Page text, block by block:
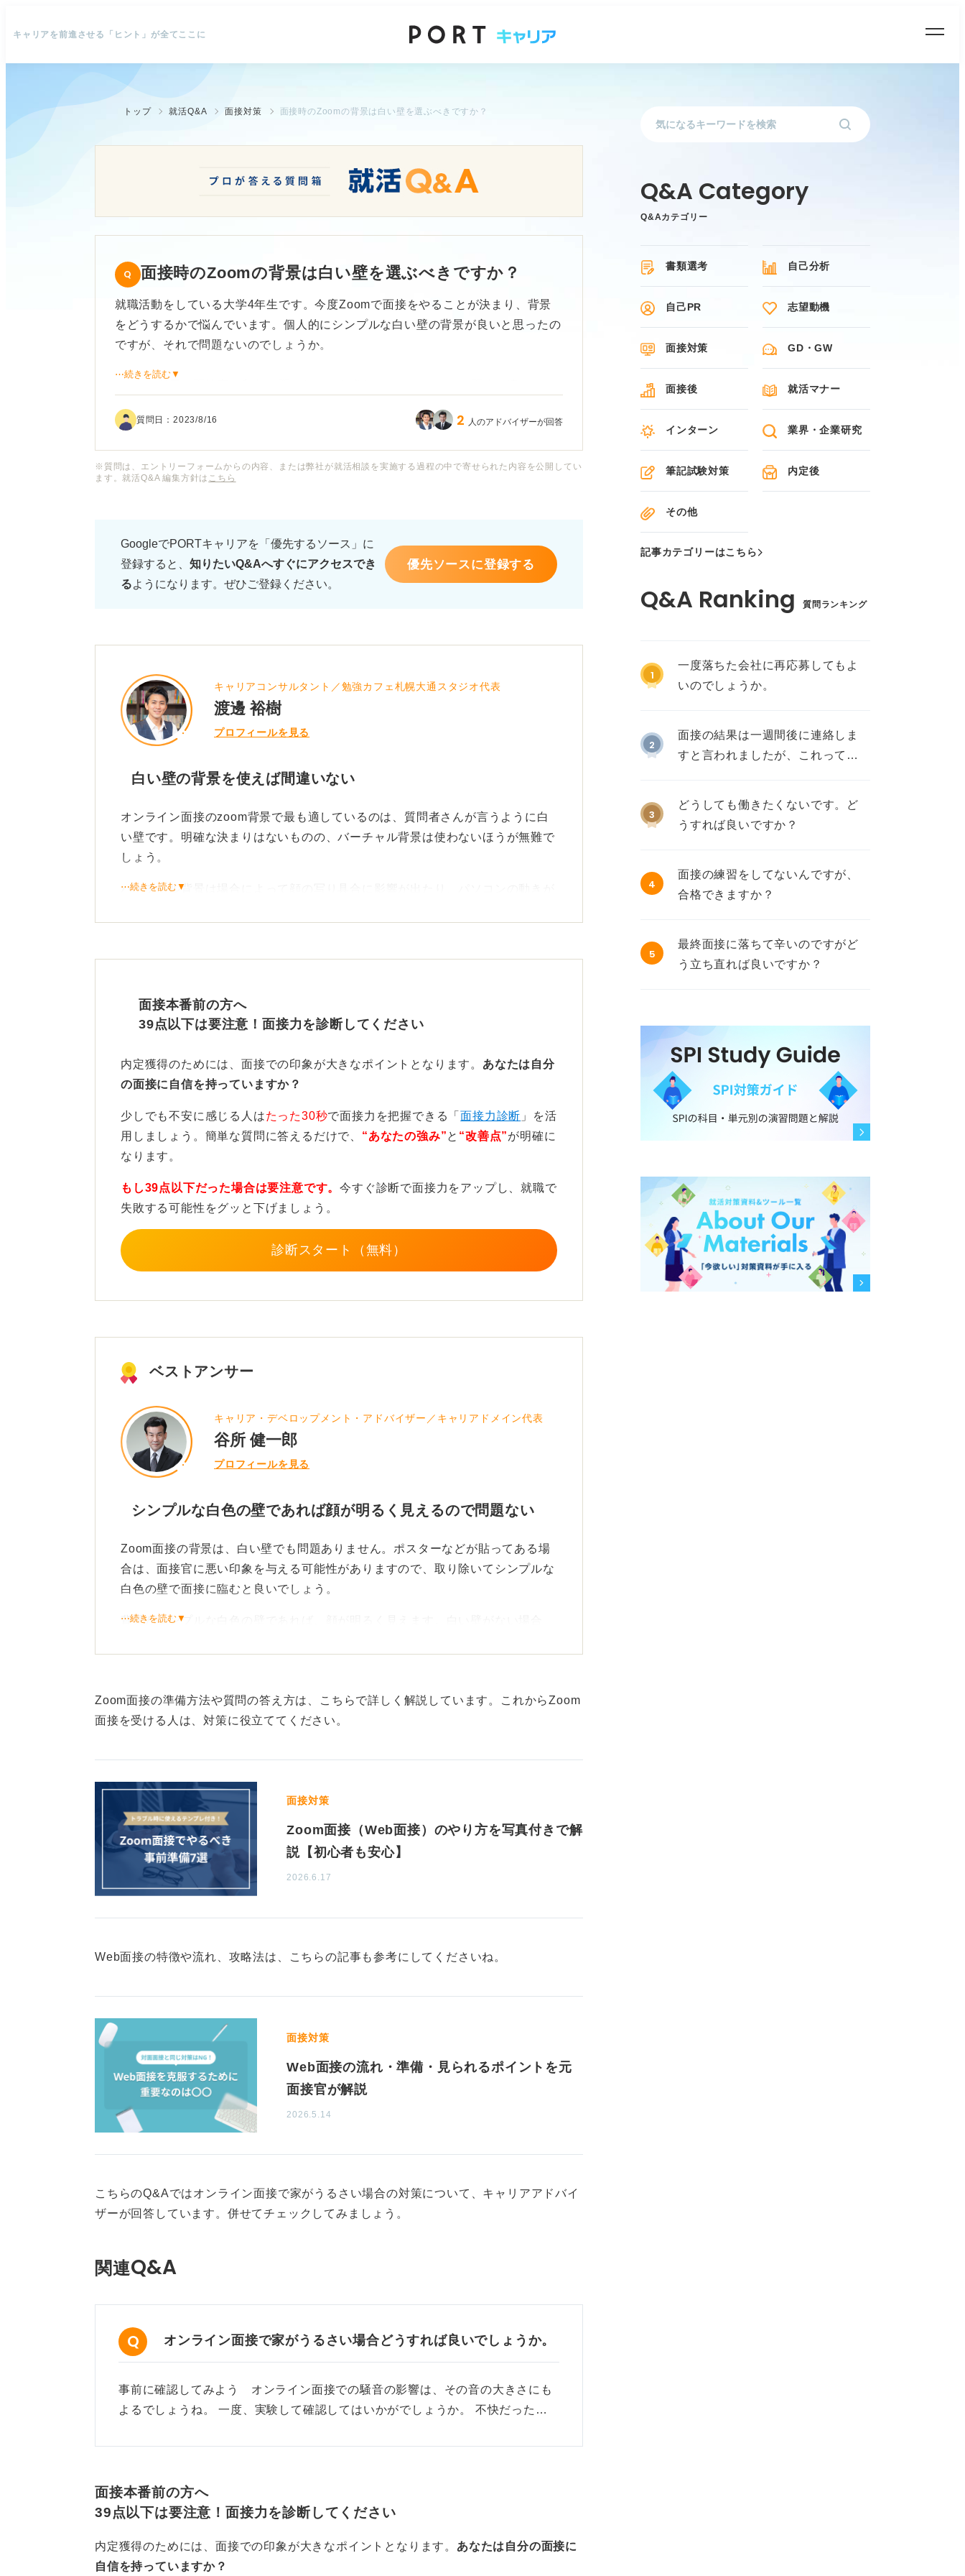
キャリアを前進させる「ヒント」が全てここに
トップ 就活Q&A 面接対策 面接時のZoomの背景は白い壁を選ぶべきですか？
面接時のZoomの背景は白い壁を選ぶべきですか？
就職活動をしている大学4年生です。今度Zoomで面接をやることが決まり、背景
をどうするかで悩んでいます。個人的にシンプルな白い壁の背景が良いと思ったの
ですが、それで問題ないのでしょうか。
⋯続きを読む▼
質問日：2023/8/16 2 人のアドバイザーが回答
※質問は、エントリーフォームからの内容、または弊社が就活相談を実施する過程の中で寄せられた内容を公開してい
ます。就活Q&A 編集方針は こちら
GoogleでPORTキャリアを「優先するソース」に
登録すると、 知りたいQ&Aへすぐにアクセスでき
るようになります。ぜひご登録ください。
優先ソースに登録する
キャリアコンサルタント／勉強カフェ札幌大通スタジオ代表
渡邊 裕樹
プロフィールを見る
白い壁の背景を使えば間違いない
オンライン面接のzoom背景で最も適しているのは、質問者さんが言うように白
い壁です。明確な決まりはないものの、バーチャル背景は使わないほうが無難で
しょう。
バーチャル背景は場合によって顔の写り具合に影響が出たり、パソコンの動きが
かオーディオ機器、フィギュアやポスターなどは印象が良くないでしょう。
白い壁でなくても、カーテンやクローゼットなどであればそれほど悪い印象には
が良いでしょう。
もありです。近くにコワーキングスペースもない、自宅の部屋も映り込むものが
あるという場合、最終手段として白いバーチャル背景、もしくは背景ぼかしなど
にしましょう。
背景だけでなく照明の明るさやカメラの角度などもチェックしておこ
さらにアドバイスするとすれば、オンライン面接は背景も大事ですが、照明の明
るよう整えましょう。これが最重要と言っても過言ではありません。
そして画面を見下ろすようなことがないよう、パソコンの高さを調節しておきま
0
⋯続きを読む▼
面接本番前の方へ
39点以下は要注意！面接力を診断してください
内定獲得のためには、面接での印象が大きなポイントとなります。 あなたは自分
の面接に自信を持っていますか？
少しでも不安に感じる人はたった30秒で面接力を把握できる「面接力診断 」を活
用しましょう。簡単な質問に答えるだけで、 “あなたの強み”と “改善点”が明確に
なります。
もし39点以下だった場合は要注意です。今すぐ診断で面接力をアップし、就職で
失敗する可能性をグッと下げましょう。
診断スタート（無料）
ベストアンサー
キャリア・デベロップメント・アドバイザー／キャリアドメイン代表
谷所 健一郎
プロフィールを見る
シンプルな白色の壁であれば顔が明るく見えるので問題ない
Zoom面接の背景は、白い壁でも問題ありません。ポスターなどが貼ってある場
合は、面接官に悪い印象を与える可能性がありますので、取り除いてシンプルな
白色の壁で面接に臨むと良いでしょう。
背景がシンプルな白色の壁であれば、顔が明るく見えます。白い壁がない場合
Zoomなどにあるバーチャル背景を使用すると不自然に写ってしまい、「なぜ部
屋を隠すのか」と考える面接官もいますので、面接では使用しない方が良いです
背景の色と共に、画面の明るさにも注意しましょう。せっかく背景が白で印象が
良くても画面が暗いと、顔の印象も暗くなりイメージが悪くなります。画面が暗
い場合は、卓上ライトやパソコンに取り付けられるリングライトで明るくしまし
ょう。明るさや音声について、事前に確認をしておくことをおすすめします。
1
⋯続きを読む▼
Zoom面接の準備方法や質問の答え方は、こちらで詳しく解説しています。これからZoom
面接を受ける人は、対策に役立ててください。
面接対策
Zoom面接（Web面接）のやり方を写真付きで解
説【初心者も安心】
2026.6.17
Web面接の特徴や流れ、攻略法は、こちらの記事も参考にしてくださいね。
面接対策
Web面接の流れ・準備・見られるポイントを元
面接官が解説
2026.5.14
こちらのQ&Aではオンライン面接で家がうるさい場合の対策について、キャリアアドバイ
ザーが回答しています。併せてチェックしてみましょう。
関連Q&A
オンライン面接で家がうるさい場合どうすれば良いでしょうか。
事前に確認してみよう オンライン面接での騒音の影響は、その音の大きさにも
よるでしょうね。 一度、実験して確認してはいかがでしょうか。 不快だった…
面接本番前の方へ
39点以下は要注意！面接力を診断してください
内定獲得のためには、面接での印象が大きなポイントとなります。 あなたは自分の面接に
自信を持っていますか？
Q&Aカテゴリー
書類選考 自己分析
自己PR 志望動機
面接対策 GD・GW
面接後 就活マナー
インターン 業界・企業研究
筆記試験対策 内定後
その他
記事カテゴリーはこちら
質問ランキング
1
一度落ちた会社に再応募してもよ
いのでしょうか。
2
面接の結果は一週間後に連絡しま
すと言われましたが、これって不
3
どうしても働きたくないです。ど
うすれば良いですか？
4
面接の練習をしてないんですが、
合格できますか？
5
最終面接に落ちて辛いのですがど
う立ち直れば良いですか？